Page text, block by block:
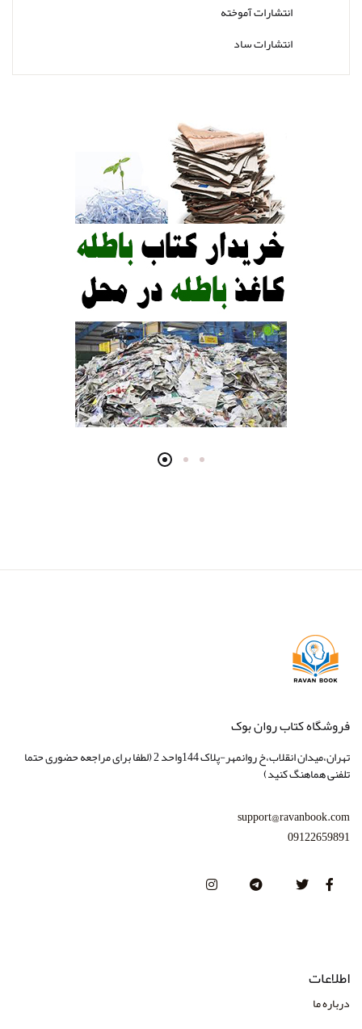
انتشارات آموخته
انتشارات ساد
انتشارات کتاب جوانان
انتشارات پوران پژوهش
انتشارات رشد
انتشارات روان
انتشارات ساوالان
انتشارات سمت
انتشارات ویرایش
انتشارات ابن سینا
انتشارات ارسباران
انتشارات دانژه
انتشارات نشر نی
انتشارات امیرکبیر
انتشارات بعثت
انتشارات بینش نو
انتشارات تزکیه
فروشگاه کتاب روان بوک
تهران،میدان انقلاب،خ روانمهر-پلاک 144واحد 2 (لطفا برای مراجعه حضوری حتما
تلفنی هماهنگ کنید)
support@ravanbook.com
09122659891
اطلاعات
درباره ما